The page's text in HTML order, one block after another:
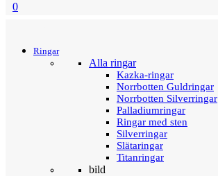
0
Ringar
Alla ringar
Kazka-ringar
Norrbotten Guldringar
Norrbotten Silverringar
Palladiumringar
Ringar med sten
Silverringar
Slätaringar
Titanringar
bild